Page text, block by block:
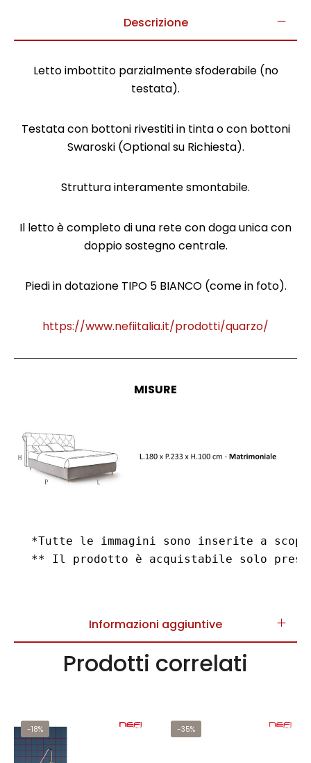
Descrizione
Letto imbottito parzialmente sfoderabile (no
testata).
Testata con bottoni rivestiti in tinta o con bottoni
Swaroski (Optional su Richiesta).
Struttura interamente smontabile.
Il letto è completo di una rete con doga unica con
doppio sostegno centrale.
Piedi in dotazione TIPO 5 BIANCO (come in foto).
https://www.nefiitalia.it/prodotti/quarzo/
MISURE
*Tutte le immagini sono inserite a
** Il prodotto è acquistabile solo
Informazioni aggiuntive
Prodotti correlati
-18% -35%